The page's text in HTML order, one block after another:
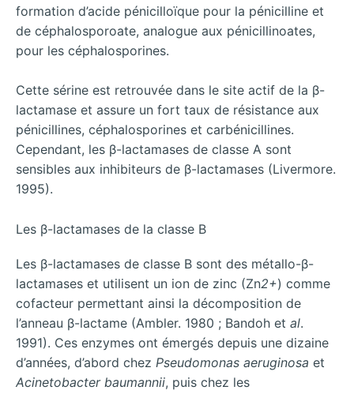
formation d’acide pénicilloïque pour la pénicilline et
de céphalosporoate, analogue aux pénicillinoates,
pour les céphalosporines.
Cette sérine est retrouvée dans le site actif de la β-
lactamase et assure un fort taux de résistance aux
pénicillines, céphalosporines et carbénicillines.
Cependant, les β-lactamases de classe A sont
sensibles aux inhibiteurs de β-lactamases (Livermore.
1995).
Les β-lactamases de la classe B
Les β-lactamases de classe B sont des métallo-β-
lactamases et utilisent un ion de zinc (Zn2+) comme
cofacteur permettant ainsi la décomposition de
l’anneau β-lactame (Ambler. 1980 ; Bandoh et al.
1991). Ces enzymes ont émergés depuis une dizaine
d’années, d’abord chez Pseudomonas aeruginosa et
Acinetobacter baumannii, puis chez les